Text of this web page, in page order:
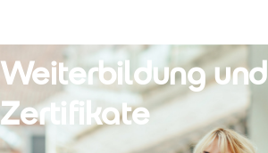
Weiterbildung und
Zertifikate